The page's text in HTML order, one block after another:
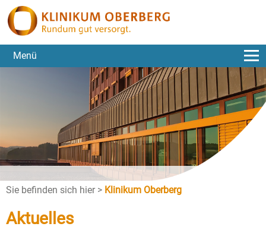
Menü
Sie befinden sich hier > Klinikum Oberberg
Aktuelles